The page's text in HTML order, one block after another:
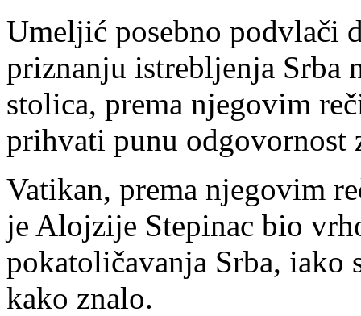
Umeljić posebno podvlači
priznanju istrebljenja Srba
stolica, prema njegovim
prihvati punu odgovornost
Vatikan, prema njegovim
je Alojzije Stepinac bio
pokatoličavanja Srba, iako
kako znalo.